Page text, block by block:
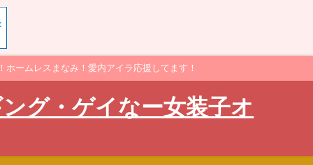
ームレスまなみ！愛内アイラ応援してます！
グ・ゲイなー女装子オ